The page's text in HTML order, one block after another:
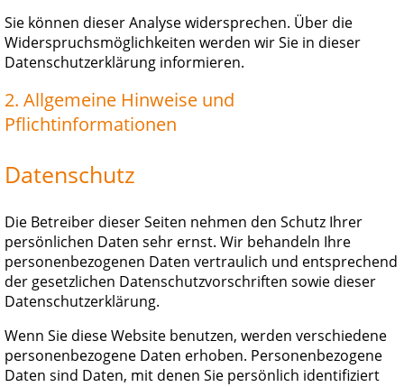
Sie können dieser Analyse widersprechen. Über die
Widerspruchsmöglichkeiten werden wir Sie in dieser
Datenschutzerklärung informieren.
2. Allgemeine Hinweise und
Pflichtinformationen
Datenschutz
Die Betreiber dieser Seiten nehmen den Schutz Ihrer
persönlichen Daten sehr ernst. Wir behandeln Ihre
personenbezogenen Daten vertraulich und entsprechend
der gesetzlichen Datenschutzvorschriften sowie dieser
Datenschutzerklärung.
Wenn Sie diese Website benutzen, werden verschiedene
personenbezogene Daten erhoben. Personenbezogene
Daten sind Daten, mit denen Sie persönlich identifiziert